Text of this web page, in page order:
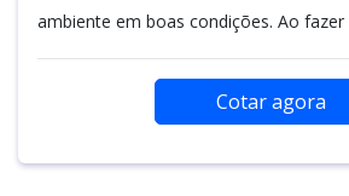
ambiente em boas condições. Ao fazer
Cotar agora